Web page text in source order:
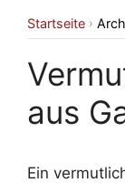
Startseite ›
aus
Ein